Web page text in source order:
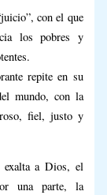
con el que
los pobres y
repite en su
mundo, con la
fiel, justo y
a Dios, el
una parte, la